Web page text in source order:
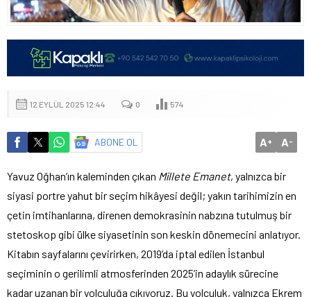
12 EYLÜL 2025 12:44 0 574
ABONE OL A+ A-
Yavuz Oğhan’ın kaleminden çıkan Millete Emanet, yalnızca bir
siyasi portre yahut bir seçim hikâyesi değil; yakın tarihimizin en
çetin imtihanlarına, direnen demokrasinin nabzına tutulmuş bir
stetoskop gibi ülke siyasetinin son keskin dönemecini anlatıyor.
Kitabın sayfalarını çevirirken, 2019’da iptal edilen İstanbul
seçiminin o gerilimli atmosferinden 2025’in adaylık sürecine
kadar uzanan bir yolculuğa çıkıyoruz. Bu yolculuk, yalnızca Ekrem